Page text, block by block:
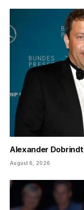
Alexander
August 6, 2026